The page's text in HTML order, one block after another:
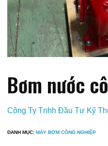
Bơm nước
Công Ty Tnhh Đầu Tư Kỹ
DANH MỤC: MÁY BƠM CÔNG NGHIỆP